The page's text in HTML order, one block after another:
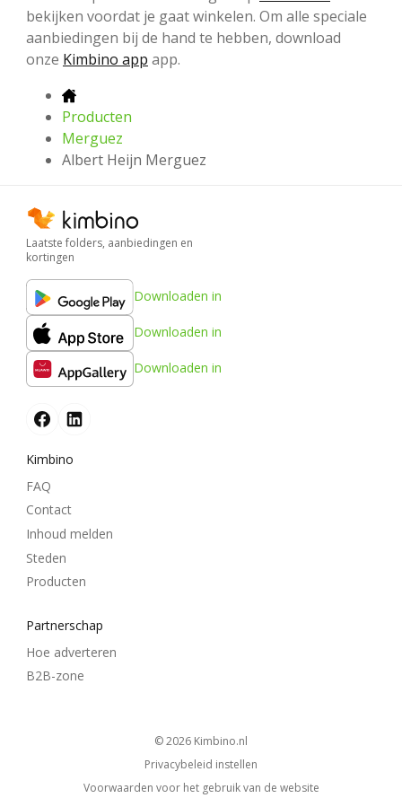
bekijken voordat je gaat winkelen. Om alle speciale
aanbiedingen bij de hand te hebben, download
onze Kimbino app app.
Producten
Merguez
Albert Heijn Merguez
Laatste folders, aanbiedingen en
kortingen
Downloaden in
Downloaden in
Downloaden in
Kimbino
FAQ
Contact
Inhoud melden
Steden
Producten
Partnerschap
Hoe adverteren
B2B-zone
© 2026
kimbino.nl
Privacybeleid instellen
Voorwaarden voor het gebruik van de website